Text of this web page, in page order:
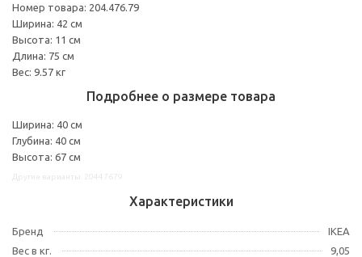
Номер товара: 204.476.79
Ширина: 42 см
Высота: 11 см
Длина: 75 см
Вес: 9.57 кг
Подробнее о размере товара
Ширина: 40 см
Глубина: 40 см
Высота: 67 см
Характеристики
Бренд
IKEA
Вес в кг.
9,05